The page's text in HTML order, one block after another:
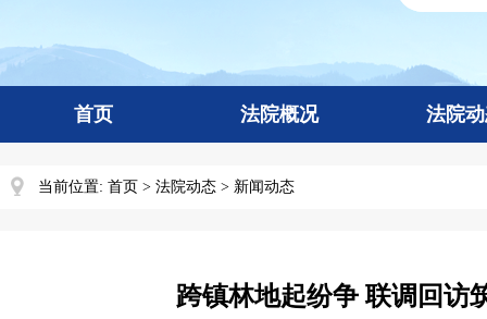
首页 法院概况 法院
当前位置: 首页 > 法院动态 > 新闻动态
跨镇林地起纷争 联调回